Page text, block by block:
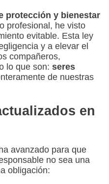
protección y bienestar
profesional, he visto
evitable. Esta ley
y a elevar el
compañeros,
lo que son: seres
de nuestras
en
avanzado para que
no sea una
obligación: